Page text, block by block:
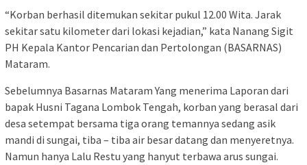
“Korban berhasil ditemukan sekitar pukul 12.00 Wita. Jarak
sekitar satu kilometer dari lokasi kejadian,” kata Nanang Sigit
PH Kepala Kantor Pencarian dan Pertolongan (BASARNAS)
Mataram.
Sebelumnya Basarnas Mataram Yang menerima Laporan dari
bapak Husni Tagana Lombok Tengah, korban yang berasal dari
desa setempat bersama tiga orang temannya sedang asik
mandi di sungai, tiba – tiba air besar datang dan menyeretnya.
Namun hanya Lalu Restu yang hanyut terbawa arus sungai.